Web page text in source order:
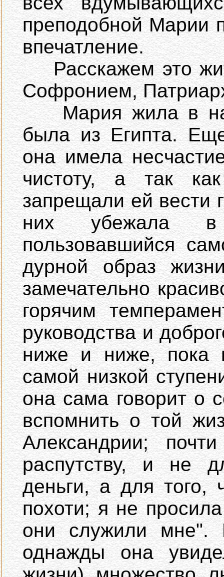
преподобной Марии
впечатление.
Расскажем это
Софронием,
Мария жила в
была из Египта.
она имела
чистоту, а так
запрещали ей вести
них убежала в
пользовавшийся
дурной образ
замечательно
горячим
руководства и
ниже и ниже, пока
самой низкой
она сама говорит о
вспомнить о той
Александрии;
распутству, и не
деньги, а для того,
похоти; я не
они служили мне".
однажды она